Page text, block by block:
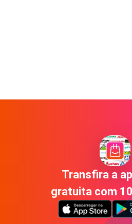
Transfira a
gratuita com